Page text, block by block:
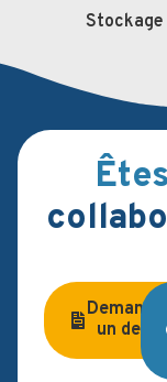
Stockage
Demandez
un devis